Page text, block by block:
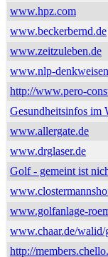
www.hpz.com
www.beckerbernd.de
www.zeitzuleben.de
www.nlp-
http://www.pero-
Gesundheitsinfos im
www.allergate.de
www.drglaser.de
Golf - gemeint ist
www.golfanlage-
www.chaar.de/
http://